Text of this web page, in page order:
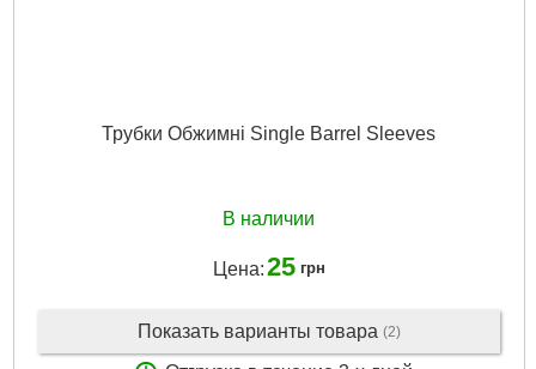
Трубки Обжимні Single Barrel Sleeves
В наличии
Цена:25 грн
Показать варианты товара (2)